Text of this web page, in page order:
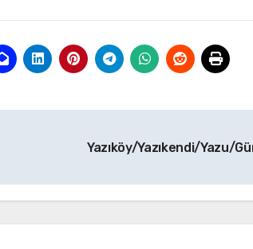
Yazıköy/Yazıkendi/Yazu/